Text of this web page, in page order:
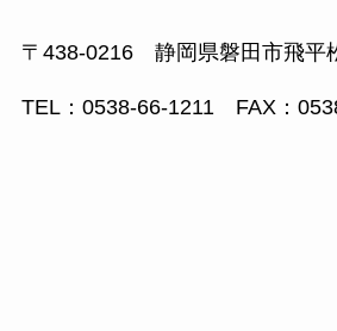
〒438-0216 静岡県磐田市飛平
TEL：0538-66-1211 FAX：